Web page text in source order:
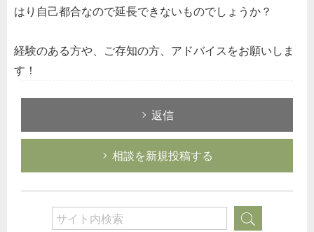
はり自己都合なので延長できないものでしょうか？
経験のある方や、ご存知の方、アドバイスをお願いしま
す！
返信
相談を新規投稿する